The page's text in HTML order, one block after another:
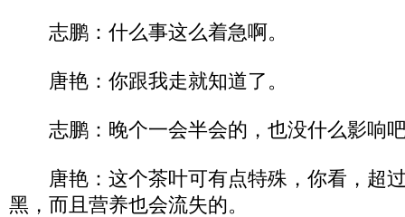
志鹏：什么事这么着急啊。
唐艳：你跟我走就知道了。
志鹏：晚个一会半会的，也没什么影响
唐艳：这个茶叶可有点特殊，你看，超
黑，而且营养也会流失的。